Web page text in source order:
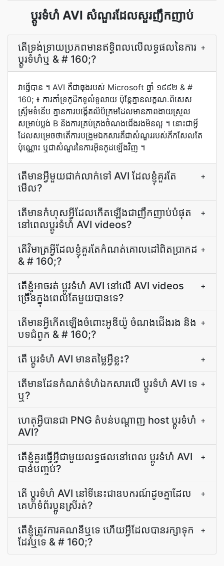
ប្ដូរ​ទំហំ AVI សំណួរដែលសួរញឹកញាប់
តើ​ទ្រង់ទ្រាយ​ប្រភព​មាន​ឥទ្ធិពល​លើ​លទ្ធផល​នៃ​ការ​
ប្ដូរ​ទំហំ​ឬ & # 160;?
+
វា​ធ្វើ​បាន ។ AVI គឺ​ជា​ធុង​របស់ Microsoft ឆ្នាំ ១៩៩២ & #
160; ៖ ការ​គាំទ្រ​កូដិក​ទូលំទូលាយ ប៉ុន្តែ​គ្មាន​លក្ខណៈ​ពិសេស​
ស្ទ្រីម​ទំនើប គ្មាន​ការ​បង្កើត​លិបិក្រម​ដែល​មាន​ភាព​ងាយស្រួល​
សម្រាប់​ប្លង់ B និង​ការ​គ្រប់គ្រង​ចំណង​ជើង​រង​មិន​ល្អ ។ នោះ​ជា​អ្វី​
ដែល​សម្រេច​ថា​តើ​ការ​បង្រួម​ឯកសារ​គឺ​ជា​សំណួរ​របស់​ភីកសែល​តែ​
ប៉ុណ្ណោះ ឬ​ជា​សំណួរ​នៃ​ការ​អ៊ិនកូដ​ឡើងវិញ ។
តើមានអ្វីមួយជាក់លាក់ទៅ AVI ដែលខ្ញុំគួរតែ
មើល?
+
តើ​មាន​កំហុស​អ្វី​ដែល​កើតឡើង​ជា​ញឹកញាប់​បំផុត​
នៅពេល​ប្ដូរ​ទំហំ AVI videos?
+
តើ​វិមាត្រ​អ្វី​ដែល​ខ្ញុំ​គួរ​តែ​កំណត់​គោលដៅ​ពិតប្រាកដ
& # 160;?
+
តើ​ខ្ញុំ​អាច​រត់ ប្ដូរ​ទំហំ AVI នៅ​លើ AVI videos
ច្រើន​ក្នុង​ពេល​តែ​មួយ​បាន​ទេ?
+
តើ​មាន​អ្វី​កើតឡើង​ចំពោះ​អូឌីយ៉ូ ចំណង​ជើង​រង និង​
បទ​ជំពូក & # 160;?
+
តើ ប្ដូរ​ទំហំ AVI មានតម្លៃអ្វីខ្លះ? +
តើ​មាន​ដែន​កំណត់​ទំហំ​ឯកសារ​លើ ប្ដូរ​ទំហំ AVI ទេ​
ឬ?
+
ហេតុអ្វីបានជា PNG តំបន់បណ្ដាញ host ប្ដូរ​ទំហំ
AVI?
+
តើខ្ញុំគួរធ្វើអ្វីជាមួយលទ្ធផលនៅពេល ប្ដូរ​ទំហំ AVI
បានបញ្ចប់?
+
តើ ប្ដូរ​ទំហំ AVI នៅទីនេះជាឧបករណ៍ដូចគ្នាដែល
គេហទំព័រប្អូនស្រីរត់?
+
តើ​ខ្ញុំ​ត្រូវការ​គណនី​ឬ​ទេ ហើយ​អ្វី​ដែល​បាន​រក្សា​ទុក​
ដែរ​ឬទេ & # 160;?
+